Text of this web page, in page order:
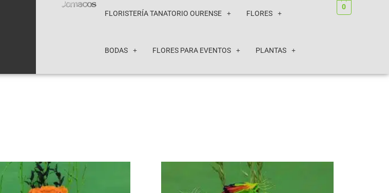
FLORISTERÍA TANATORIO OURENSE FLORES
BODAS FLORES PARA EVENTOS PLANTAS
0